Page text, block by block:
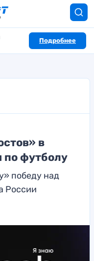
Подробнее
в
по футболу
победу над
России